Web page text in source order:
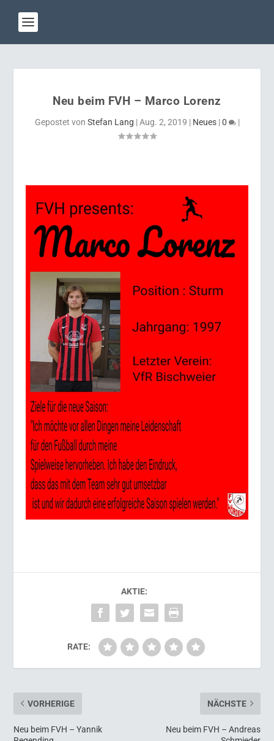
Neu beim FVH – Marco Lorenz
Gepostet von Stefan Lang |Aug. 2, 2019 | Neues|0 |
AKTIE:
RATE:
VORHERIGE
Neu beim FVH – Yannik
NÄCHSTE
Neu beim FVH – Andreas